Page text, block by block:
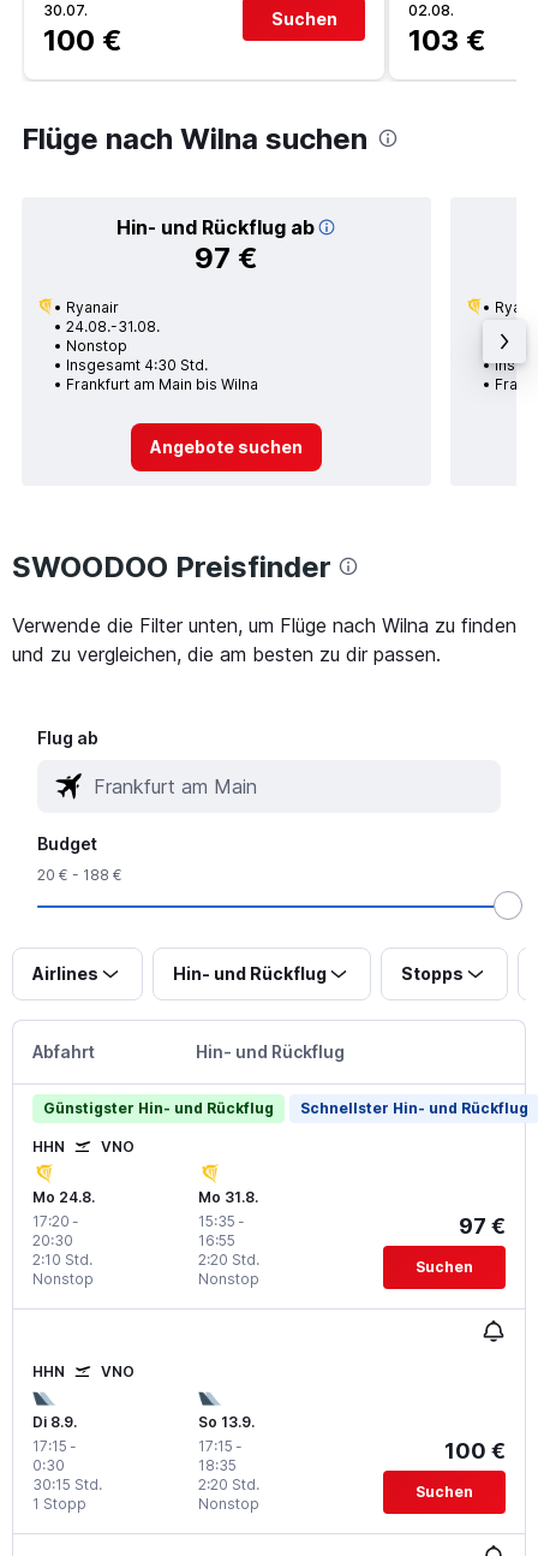
30.07.
100 €
Suchen
02.08.
103 €
Flüge nach Wilna suchen
Hin- und Rückflug ab
97 €
Ryanair
24.08.-31.08.
Nonstop
Insgesamt 4:30 Std.
Frankfurt am Main bis Wilna
Angebote suchen
SWOODOO Preisfinder
Verwende die Filter unten, um Flüge nach Wilna zu finden
und zu vergleichen, die am besten zu dir passen.
Flug ab
Budget
20 € - 188 €
Airlines Hin- und Rückflug Stopps
Abfahrt Hin- und Rückflug
Günstigster Hin- und Rückflug Schnellster Hin- und Rückflug
HHN VNO
Mo 24.8.
17:20 -
20:30
Nonstop
2:10 Std.
Mo 31.8.
15:35 -
16:55
Nonstop
2:20 Std.
97 €
Suchen
HHN VNO
Di 8.9.
17:15 -
0:30
1 Stopp
30:15 Std.
So 13.9.
17:15 -
18:35
Nonstop
2:20 Std.
100 €
Suchen